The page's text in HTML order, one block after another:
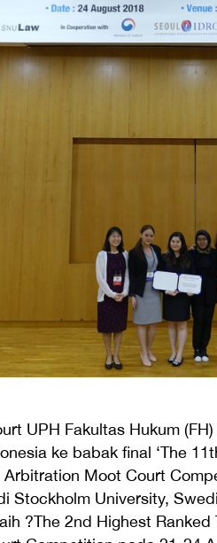
UPH Fakultas Hukum
ke babak final ‘The
Moot Court
Stockholm University,
?The 2nd Highest